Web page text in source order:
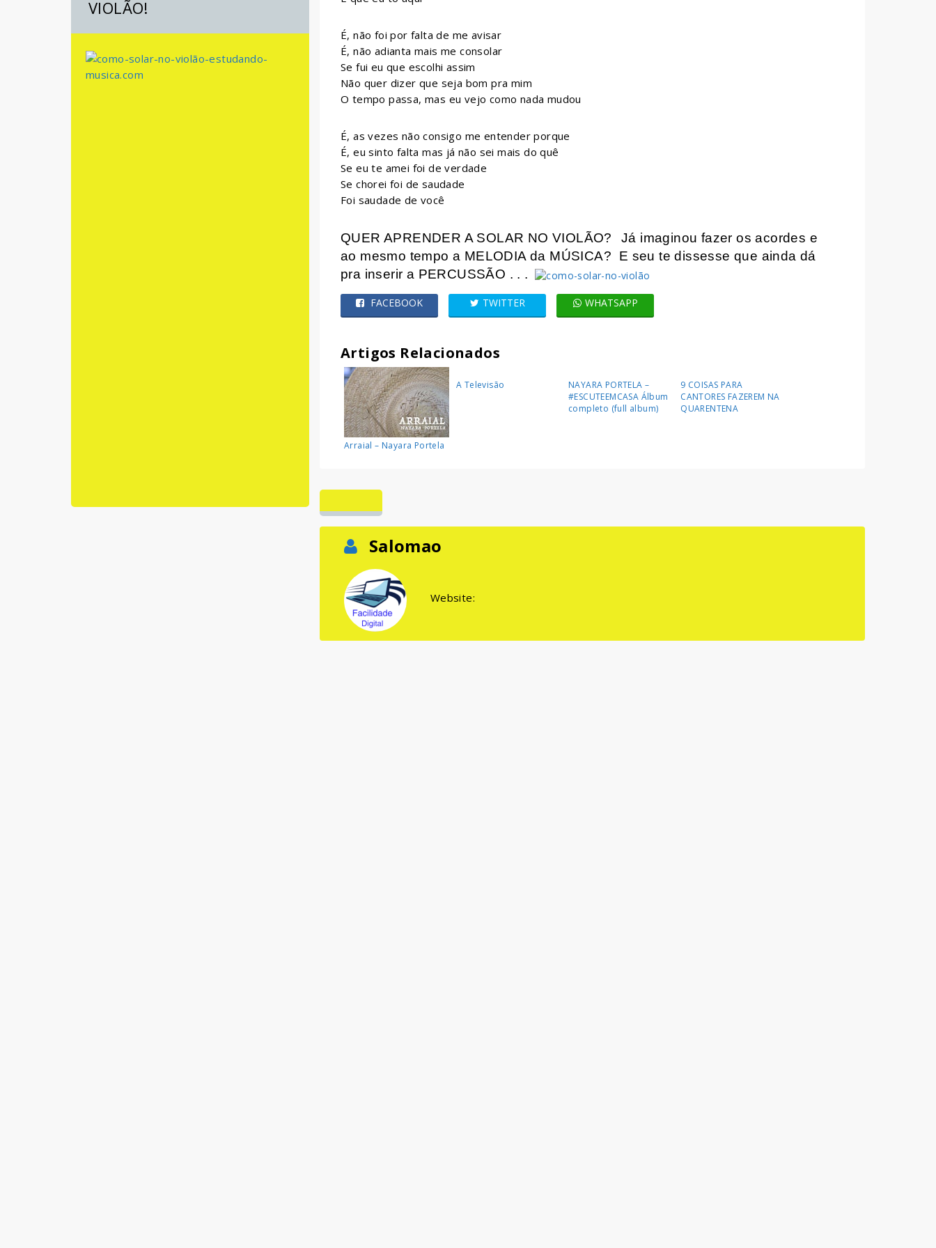
VIOLÃO!
É, não foi por falta de me avisar
É, não adianta mais me consolar
Se fui eu que escolhi assim
Não quer dizer que seja bom pra mim
O tempo passa, mas eu vejo como nada mudou
É, as vezes não consigo me entender porque
É, eu sinto falta mas já não sei mais do quê
Se eu te amei foi de verdade
Se chorei foi de saudade
Foi saudade de você
QUER APRENDER A SOLAR NO VIOLÃO?
Já imaginou fazer os acordes e
ao mesmo tempo a MELODIA da MÚSICA? E seu te dissesse que ainda dá
pra inserir a PERCUSSÃO . . .
FACEBOOK TWITTER WHATSAPP
Artigos Relacionados
Arraial – Nayara Portela
A Televisão
NAYARA PORTELA –
#ESCUTEEMCASA Álbum
completo (full album)
9 COISAS PARA
CANTORES FAZEREM NA
QUARENTENA
Salomao
Website: